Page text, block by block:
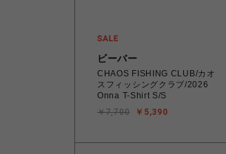
ビーバー
CHAOS FISHING CLUB/カオ
スフィッシングクラブ/2026
Onna T-Shirt S/S
￥5,390
￥7,700